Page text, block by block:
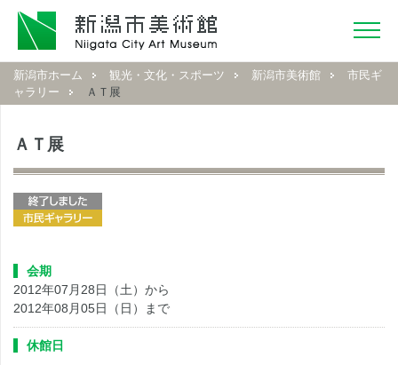
新潟市ホーム 観光・文化・スポーツ 新潟市美術館
市民ギ
ャラリー
ＡＴ展
ＡＴ展
会期
2012年07月28日（土）から
2012年08月05日（日）まで
休館日